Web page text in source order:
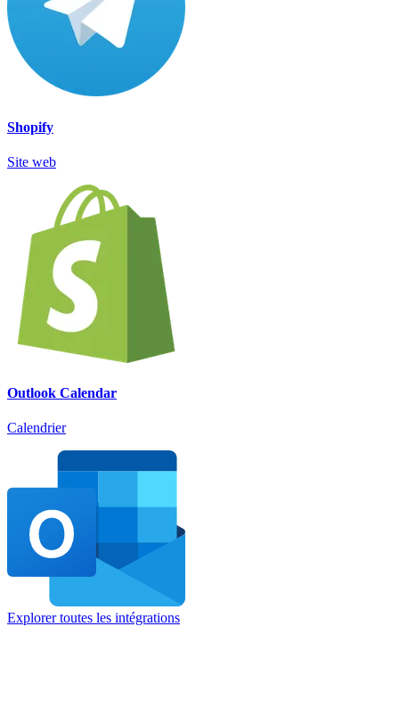
Shopify
Site web
Outlook Calendar
Calendrier
Explorer toutes les intégrations